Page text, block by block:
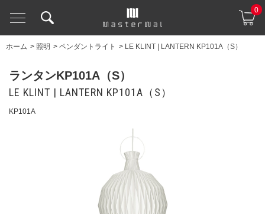
0
ホーム > 照明 > ペンダントライト > LE KLINT | LANTERN KP101A（S）
ランタンKP101A（S）
LE KLINT | LANTERN KP101A（S）
KP101A